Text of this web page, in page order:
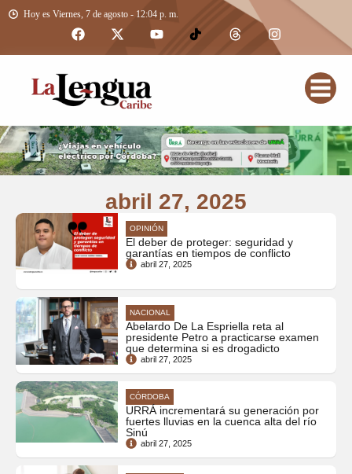
Hoy es Viernes, 7 de agosto - 12:04 p. m.
abril 27, 2025
OPINIÓN
El deber de proteger: seguridad y
garantías en tiempos de conflicto
abril 27, 2025
NACIONAL
Abelardo De La Espriella reta al
presidente Petro a practicarse examen
que determina si es drogadicto
abril 27, 2025
CÓRDOBA
URRÁ incrementará su generación por
fuertes lluvias en la cuenca alta del río
Sinú
abril 27, 2025